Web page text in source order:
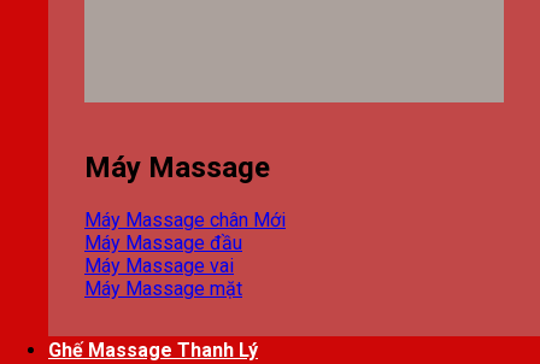
Máy Massage
Máy Massage chân
Máy Massage đầu
Máy Massage vai
Máy Massage mặt
Ghế Massage Thanh Lý